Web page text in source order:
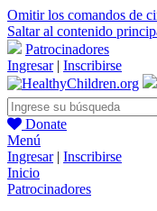
Omitir los comandos de
Saltar al contenido
Patrocinadores
Ingresar| Inscribirse
Donate
Menú
Ingresar| Inscribirse
Inicio
Patrocinadores